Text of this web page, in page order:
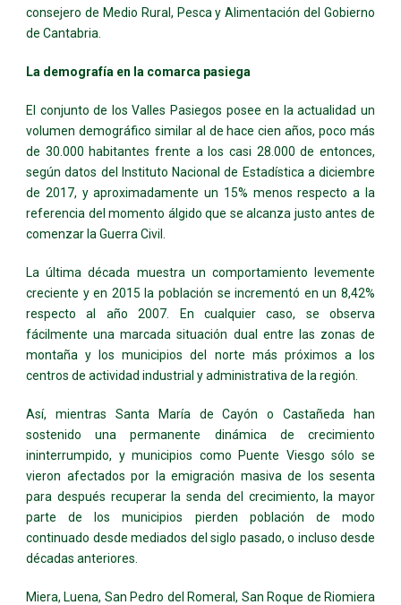
consejero de Medio Rural, Pesca y Alimentación del Gobierno
de Cantabria.
La demografía en la comarca pasiega
El conjunto de los Valles Pasiegos posee en la actualidad un
volumen demográfico similar al de hace cien años, poco más
de 30.000 habitantes frente a los casi 28.000 de entonces,
según datos del Instituto Nacional de Estadística a diciembre
de 2017, y aproximadamente un 15% menos respecto a la
referencia del momento álgido que se alcanza justo antes de
comenzar la Guerra Civil.
La última década muestra un comportamiento levemente
creciente y en 2015 la población se incrementó en un 8,42%
respecto al año 2007. En cualquier caso, se observa
fácilmente una marcada situación dual entre las zonas de
montaña y los municipios del norte más próximos a los
centros de actividad industrial y administrativa de la región.
Así, mientras Santa María de Cayón o Castañeda han
sostenido una permanente dinámica de crecimiento
ininterrumpido, y municipios como Puente Viesgo sólo se
vieron afectados por la emigración masiva de los sesenta
para después recuperar la senda del crecimiento, la mayor
parte de los municipios pierden población de modo
continuado desde mediados del siglo pasado, o incluso desde
décadas anteriores.
Miera, Luena, San Pedro del Romeral, San Roque de Riomiera